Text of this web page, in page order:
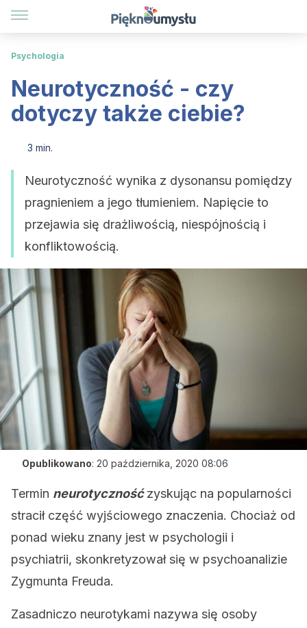
Psychologia
Neurotyczność - czy
dotyczy także ciebie?
3 min.
Neurotyczność wynika z dysonansu pomiędzy
pragnieniem a jego tłumieniem. Napięcie to
przejawia się drażliwością, niespójnością i
konfliktowością.
Opublikowano: 20 października, 2020 08:06
Termin neurotyczność zyskując na popularności
stracił część wyjściowego znaczenia. Chociaż od
ponad wieku znany jest w psychologii i
psychiatrii, skonkretyzował się w psychoanalizie
Zygmunta Freuda.
Zasadniczo neurotykami nazywa się osoby